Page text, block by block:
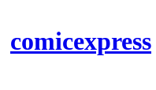
comicexpress